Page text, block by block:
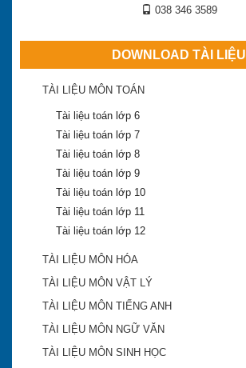
038 346 3589
DOWNLOAD TÀI LIỆU
TÀI LIỆU MÔN TOÁN
Tài liệu toán lớp 6
Tài liệu toán lớp 7
Tài liệu toán lớp 8
Tài liệu toán lớp 9
Tài liệu toán lớp 10
Tài liệu toán lớp 11
Tài liệu toán lớp 12
TÀI LIỆU MÔN HÓA
TÀI LIỆU MÔN VẬT LÝ
TÀI LIỆU MÔN TIẾNG ANH
TÀI LIỆU MÔN NGỮ VĂN
TÀI LIỆU MÔN SINH HỌC